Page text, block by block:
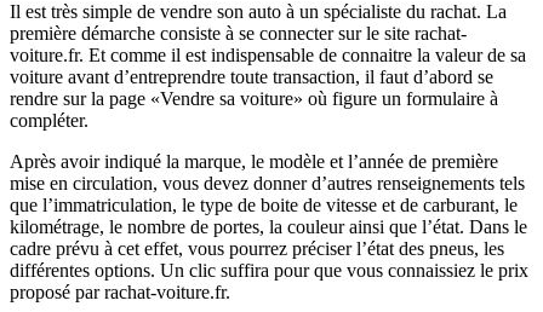
Il est très simple de vendre son auto à un spécialiste du rachat. La
première démarche consiste à se connecter sur le site rachat-
voiture.fr. Et comme il est indispensable de connaitre la valeur de sa
voiture avant d’entreprendre toute transaction, il faut d’abord se
rendre sur la page «Vendre sa voiture» où figure un formulaire à
compléter.
Après avoir indiqué la marque, le modèle et l’année de première
mise en circulation, vous devez donner d’autres renseignements tels
que l’immatriculation, le type de boite de vitesse et de carburant, le
kilométrage, le nombre de portes, la couleur ainsi que l’état. Dans le
cadre prévu à cet effet, vous pourrez préciser l’état des pneus, les
différentes options. Un clic suffira pour que vous connaissiez le prix
proposé par rachat-voiture.fr.